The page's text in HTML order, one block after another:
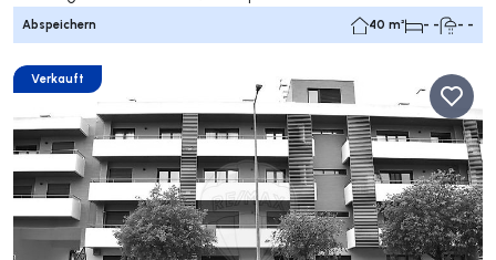
Abspeichern 40 m² - - - -
Verkauft